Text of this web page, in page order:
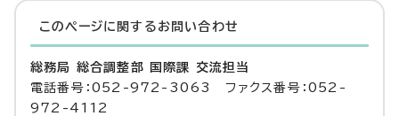
このページに関する お問い合わせ
総務局 総合調整部 国際課 交流担当
電話番号：052-972-3063 ファクス番号：052-
972-4112